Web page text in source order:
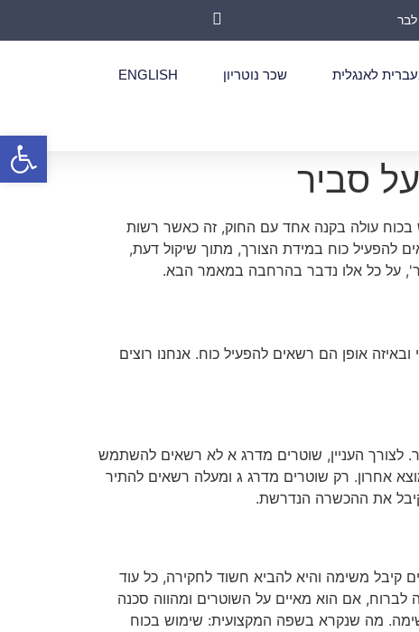
פתח
לאנגלית שכר נוטריון ENGLISH
סביר
בכוח עולה בקנה אחד עם החוק, זה כאשר רשות
להפעיל כוח במידת הצורך, מתוך שיקול דעת,
על כל אלו נדבר בהרחבה במאמר הבא.
אופן הם רשאים להפעיל כוח. אנחנו רוצים
לצורך העניין, שוטרים מדרג א לא רשאים להשתמש
אחרון. רק שוטרים מדרג ג ומעלה רשאים להתיר
קיבל את ההכשרה הנדרשת.
קיבל משימה והיא להביא חשוד לחקירה, כל עוד
אם הוא מאיים על השוטרים ומהווה סכנה
מה שנקרא בשפה המקצועית: שימוש בכוח